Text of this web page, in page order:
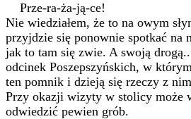
Prze-ra-ża-ją-ce!
Nie wiedziałem, że to na owym
przyjdzie się ponownie spotkać na
jak to tam się zwie. A swoją
odcinek Poszepszyńskich, w
ten pomnik i dzieją się rzeczy z
Przy okazji wizyty w stolicy może
odwiedzić pewien grób.